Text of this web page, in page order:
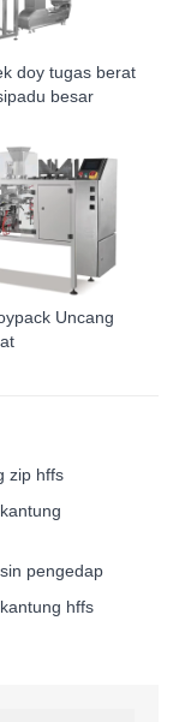
doy tugas berat
besar
Uncang
zip hffs
pengedap
hffs